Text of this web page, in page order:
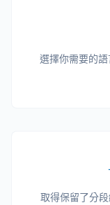
選擇你需要的
取得保留了分